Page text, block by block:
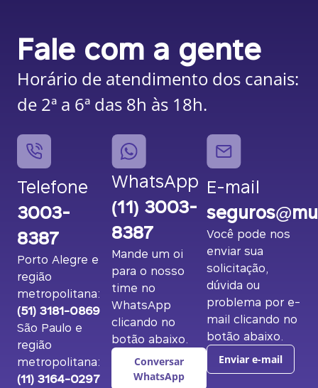
Fale com a gente
Horário de atendimento dos canais:
de 2ª a 6ª das 8h às 18h.
Telefone
3003-
8387
Porto Alegre e
região
metropolitana:
(51) 3181-0869
São Paulo e
região
metropolitana:
(11) 3164-0297
WhatsApp
(11) 3003-
8387
Mande um oi
para o nosso
time no
WhatsApp
clicando no
botão abaixo.
Conversar
WhatsApp
E-mail
Você pode nos
enviar sua
solicitação,
dúvida ou
problema por e-
mail clicando no
botão abaixo.
Enviar e-mail